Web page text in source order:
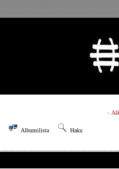
»
Albumilista Haku